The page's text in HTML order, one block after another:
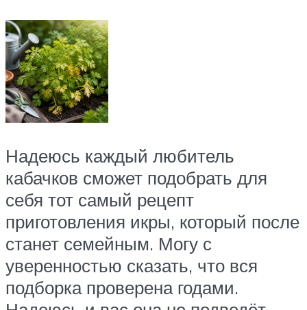
Надеюсь каждый любитель
кабачков сможет подобрать для
себя тот самый рецепт
приготовления икры, который после
станет семейным. Могу с
уверенностью сказать, что вся
подборка проверена годами.